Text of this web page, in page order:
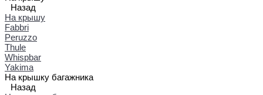
Назад
На крышу
Fabbri
Peruzzo
Thule
Whispbar
Yakima
На крышку багажника
Назад